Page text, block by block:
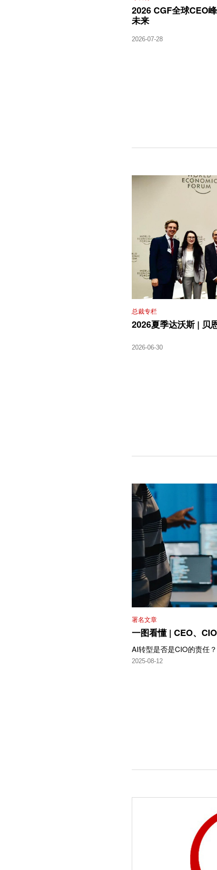
2026 CGF全球CEO
未来
2026-07-28
总裁专栏
2026夏季达沃斯 | 贝
2026-06-30
署名文章
一图看懂 | CEO、
AI转型是否是CIO的责任？
2025-08-12